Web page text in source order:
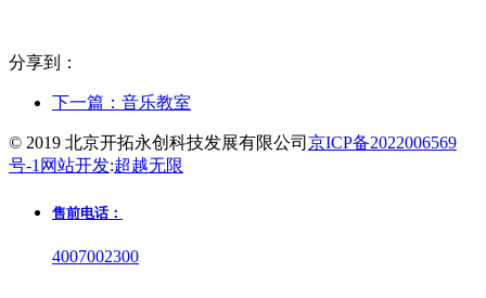
分享到：
下一篇： 音乐教室
© 2019 北京开拓永创科技发展有限公司 京ICP备2022006569
号-1 网站开发:超越无限
售前电话：
4007002300